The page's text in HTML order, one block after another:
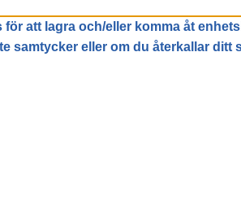
att lagra och/eller komma åt
samtycker eller om du återkallar